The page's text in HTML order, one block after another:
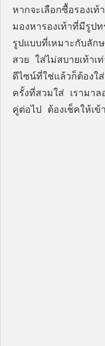
หากจะเลือกซื้อรองเ
มองหารองเท้าที่มีรูป
รูปแบบที่เหมาะกับลัก
สวย ใส่ไม่สบายเท้าเ
ดีไซน์ที่ใช่แล้วก็ต้องใ
ครั้งที่สวมใส่ เรามา
คู่ต่อไป ต้องเช็คให้เข้